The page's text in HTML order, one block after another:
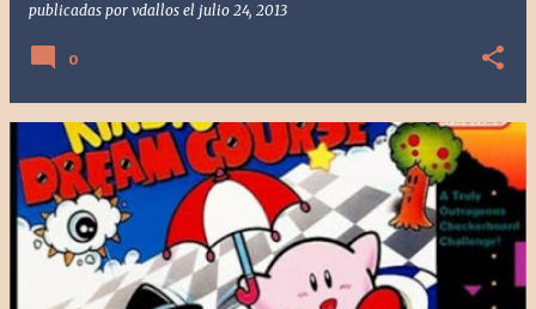
publicadas por vdallos el julio 24, 2013
0